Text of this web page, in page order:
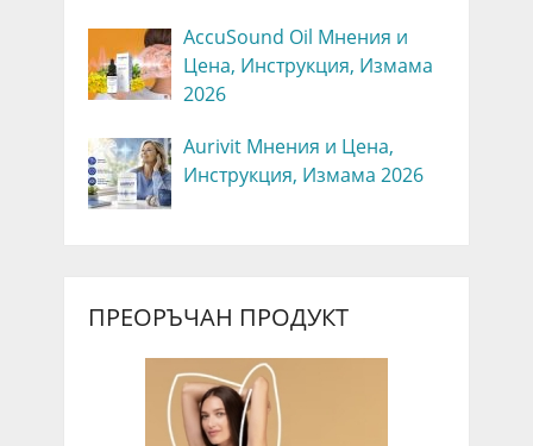
AccuSound Oil Мнения и
Цена, Инструкция, Измама
2026
Aurivit Мнения и Цена,
Инструкция, Измама 2026
ПРЕОРЪЧАН ПРОДУКТ